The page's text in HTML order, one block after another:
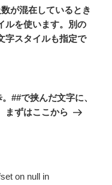
が混在しているとき
ルを使います。別の
字スタイルも指定で
##で挟んだ文字に、
まずはここから
on null in